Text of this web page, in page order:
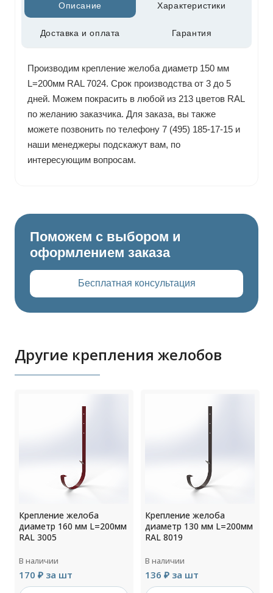
Описание Характеристики
Доставка и оплата Гарантия
Производим крепление желоба диаметр 150 мм
L=200мм RAL 7024. Срок производства от 3 до 5
дней. Можем покрасить в любой из 213 цветов RAL
по желанию заказчика. Для заказа, вы также
можете позвонить по телефону 7 (495) 185-17-15 и
наши менеджеры подскажут вам, по
интересующим вопросам.
Поможем с выбором и
оформлением заказа
Бесплатная консультация
Другие крепления желобов
Крепление желоба
диаметр 160 мм L=200мм
RAL 3005
В наличии
170 ₽ за шт
Крепление желоба
диаметр 130 мм L=200мм
RAL 8019
В наличии
136 ₽ за шт